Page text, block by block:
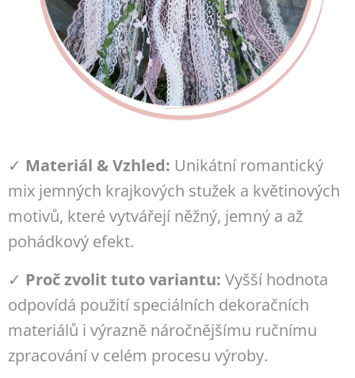
✓ Materiál & Vzhled: Unikátní romantický
mix jemných krajkových stužek a květinových
motivů, které vytvářejí něžný, jemný a až
pohádkový efekt.
✓ Proč zvolit tuto variantu: Vyšší hodnota
odpovídá použití speciálních dekoračních
materiálů i výrazně náročnějšímu ručnímu
zpracování v celém procesu výroby.